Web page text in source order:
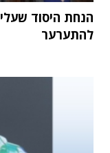
הנחת היסוד
להתערער